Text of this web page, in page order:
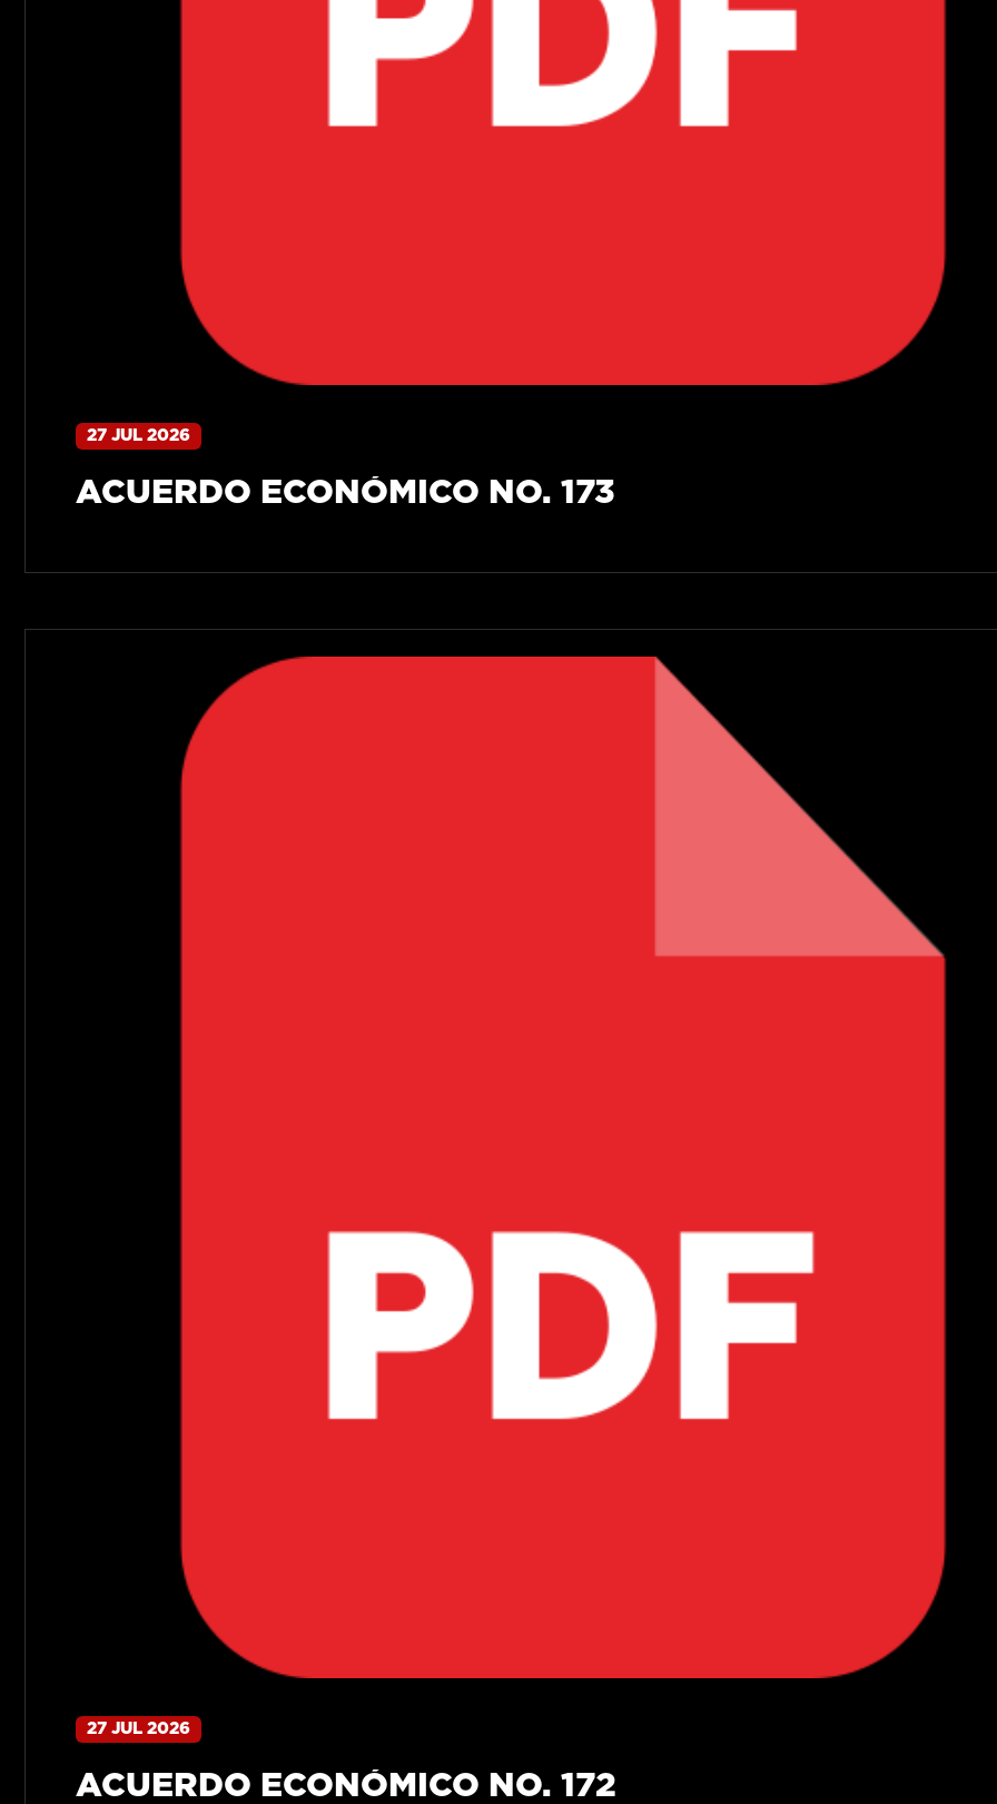
27 JUL 2026
ACUERDO ECONÓMICO NO. 173
27 JUL 2026
ACUERDO ECONÓMICO NO. 172